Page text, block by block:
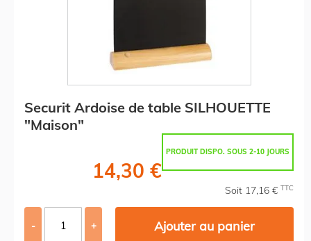
Securit Ardoise de table SILHOUETTE
"Maison"
PRODUIT DISPO. SOUS 2-10 JOURS
14,30 €
Soit 17,16 € TTC
- + Ajouter au panier